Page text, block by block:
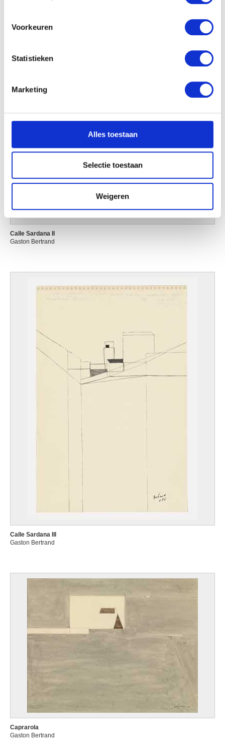
locatie, die tot een paar meter nauwkeurig kan zijn
scannen op specifieke eigenschappen (fingerprinting)
detailgedeeltein.
U kunt uw toestemming op elk moment wijzigen of
We gebruiken cookies om content en advertenties te
personaliseren, om functies voor social media te bieden
en om ons websiteverkeer te analyseren. Ook delen we
informatie over uw gebruik van onze site met onze
partners voor social media, adverteren en analyse. Deze
verzameld op basis van uw gebruik van hun services.
Voorkeuren
Statistieken
Marketing
Alles toestaan
Selectie toestaan
Weigeren
Calle Sardana II
Gaston Bertrand
Calle Sardana III
Gaston Bertrand
Caprarola
Gaston Bertrand